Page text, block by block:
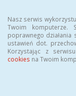
Nasz serwis
Twoim komputerze.
poprawnego działania
ustawień dot.
Korzystając z
cookies na Twoim
BIULETYN